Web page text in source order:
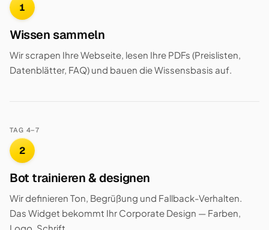
1
Wissen sammeln
Wir scrapen Ihre Webseite, lesen Ihre PDFs (Preislisten,
Datenblätter, FAQ) und bauen die Wissensbasis auf.
TAG 4–7
2
Bot trainieren & designen
Wir definieren Ton, Begrüßung und Fallback-Verhalten.
Das Widget bekommt Ihr Corporate Design — Farben,